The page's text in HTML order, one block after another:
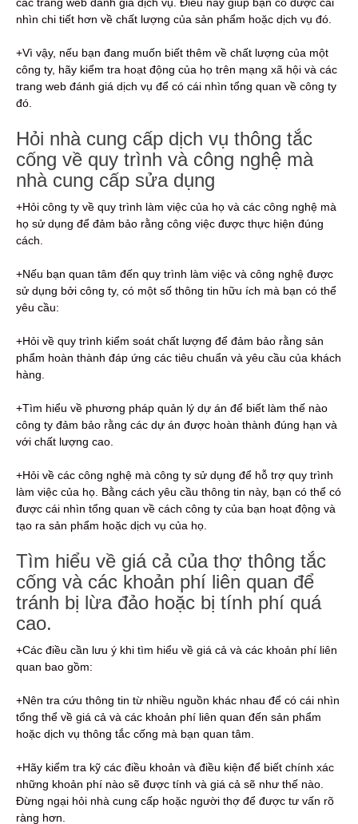
nhìn chi tiết hơn về chất lượng của sản phẩm hoặc dịch vụ đó.
+Vì vậy, nếu bạn đang muốn biết thêm về chất lượng của một
công ty, hãy kiểm tra hoạt động của họ trên mạng xã hội và các
trang web đánh giá dịch vụ để có cái nhìn tổng quan về công ty
đó.
Hỏi nhà cung cấp dịch vụ thông tắc
cống về quy trình và công nghệ mà
nhà cung cấp sửa dụng
+Hỏi công ty về quy trình làm việc của họ và các công nghệ mà
họ sử dụng để đảm bảo rằng công việc được thực hiện đúng
cách.
+Nếu bạn quan tâm đến quy trình làm việc và công nghệ được
sử dụng bởi công ty, có một số thông tin hữu ích mà bạn có thể
yêu cầu:
+Hỏi về quy trình kiểm soát chất lượng để đảm bảo rằng sản
phẩm hoàn thành đáp ứng các tiêu chuẩn và yêu cầu của khách
hàng.
+Tìm hiểu về phương pháp quản lý dự án để biết làm thế nào
công ty đảm bảo rằng các dự án được hoàn thành đúng hạn và
với chất lượng cao.
+Hỏi về các công nghệ mà công ty sử dụng để hỗ trợ quy trình
làm việc của họ. Bằng cách yêu cầu thông tin này, bạn có thể có
được cái nhìn tổng quan về cách công ty của bạn hoạt động và
tạo ra sản phẩm hoặc dịch vụ của họ.
Tìm hiểu về giá cả của thợ thông tắc
cống và các khoản phí liên quan để
tránh bị lừa đảo hoặc bị tính phí quá
cao.
+Các điều cần lưu ý khi tìm hiểu về giá cả và các khoản phí liên
quan bao gồm:
+Nên tra cứu thông tin từ nhiều nguồn khác nhau để có cái nhìn
tổng thể về giá cả và các khoản phí liên quan đến sản phẩm
hoặc dịch vụ thông tắc cống mà bạn quan tâm.
+Hãy kiểm tra kỹ các điều khoản và điều kiện để biết chính xác
những khoản phí nào sẽ được tính và giá cả sẽ như thế nào.
Đừng ngại hỏi nhà cung cấp hoặc người thợ để được tư vấn rõ
ràng hơn.